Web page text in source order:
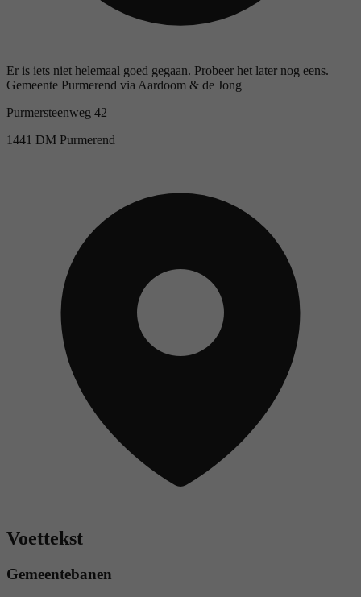
Er is iets niet helemaal goed gegaan. Probeer het later nog eens.
Gemeente Purmerend via Aardoom & de Jong
Purmersteenweg 42
1441 DM Purmerend
Voettekst
Gemeentebanen